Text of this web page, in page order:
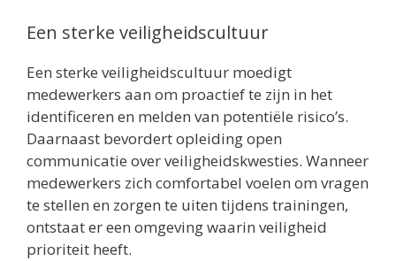
Een sterke veiligheidscultuur
Een sterke veiligheidscultuur moedigt
medewerkers aan om proactief te zijn in het
identificeren en melden van potentiële risico’s.
Daarnaast bevordert opleiding open
communicatie over veiligheidskwesties. Wanneer
medewerkers zich comfortabel voelen om vragen
te stellen en zorgen te uiten tijdens trainingen,
ontstaat er een omgeving waarin veiligheid
prioriteit heeft.